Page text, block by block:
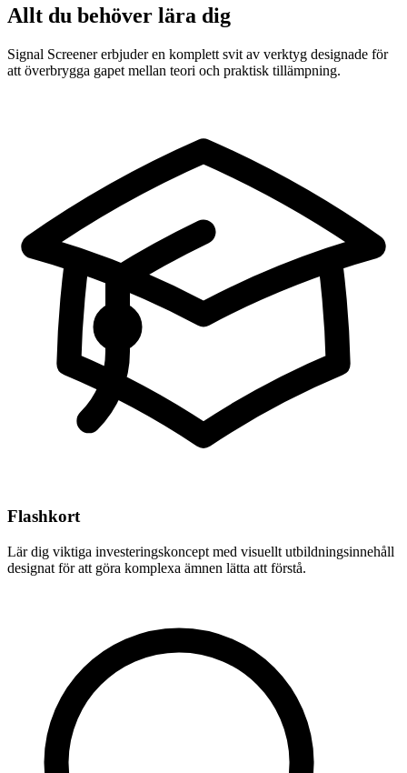
Allt du behöver lära dig
Signal Screener erbjuder en komplett svit av verktyg designade för
att överbrygga gapet mellan teori och praktisk tillämpning.
Flashkort
Lär dig viktiga investeringskoncept med visuellt utbildningsinnehåll
designat för att göra komplexa ämnen lätta att förstå.